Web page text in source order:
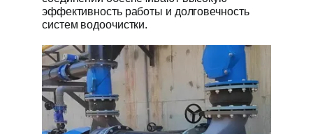
эффективность работы и долговечность
систем водоочистки.